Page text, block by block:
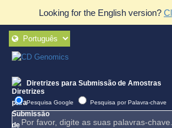
Looking for the English version?
Diretrizes para Submissão de Amostras
Pesquisa Google Pesquisa por Palavra-chave